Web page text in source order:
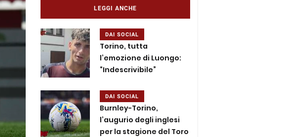
LEGGI ANCHE
DAI SOCIAL
Torino, tutta
l’emozione di Luongo:
“Indescrivibile”
DAI SOCIAL
Burnley-Torino,
l’augurio degli inglesi
per la stagione del Toro